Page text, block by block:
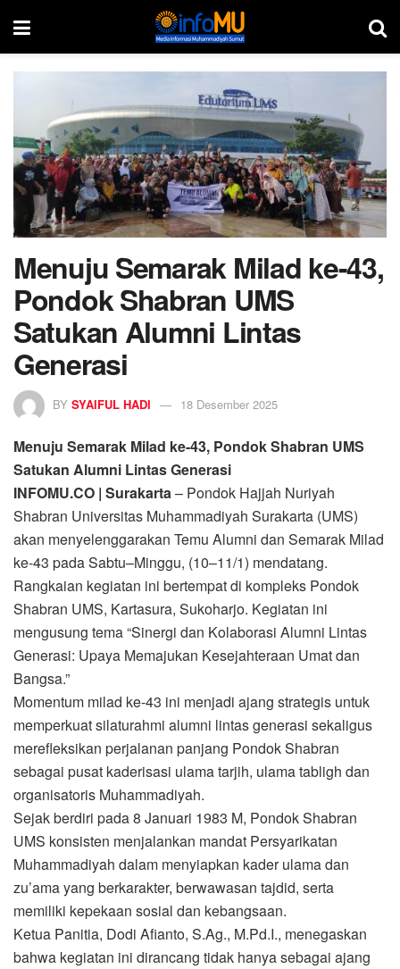
Menuju Semarak Milad ke-43,
Pondok Shabran UMS
Satukan Alumni Lintas
Generasi
BY SYAIFUL HADI 18 Desember 2025
Menuju Semarak Milad ke-43, Pondok Shabran UMS
Satukan Alumni Lintas Generasi
INFOMU.CO | Surakarta– Pondok Hajjah Nuriyah
Shabran Universitas Muhammadiyah Surakarta (UMS)
akan menyelenggarakan Temu Alumni dan Semarak Milad
ke-43 pada Sabtu–Minggu, (10–11/1) mendatang.
Rangkaian kegiatan ini bertempat di kompleks Pondok
Shabran UMS, Kartasura, Sukoharjo. Kegiatan ini
mengusung tema “Sinergi dan Kolaborasi Alumni Lintas
Generasi: Upaya Memajukan Kesejahteraan Umat dan
Bangsa.”
Momentum milad ke-43 ini menjadi ajang strategis untuk
memperkuat silaturahmi alumni lintas generasi sekaligus
merefleksikan perjalanan panjang Pondok Shabran
sebagai pusat kaderisasi ulama tarjih, ulama tabligh dan
organisatoris Muhammadiyah.
Sejak berdiri pada 8 Januari 1983 M, Pondok Shabran
UMS konsisten menjalankan mandat Persyarikatan
Muhammadiyah dalam menyiapkan kader ulama dan
zu’ama yang berkarakter, berwawasan tajdid, serta
memiliki kepekaan sosial dan kebangsaan.
Ketua Panitia, Dodi Afianto, S.Ag., M.Pd.I., menegaskan
bahwa kegiatan ini dirancang tidak hanya sebagai ajang